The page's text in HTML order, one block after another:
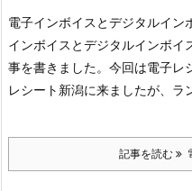
電子インボイスとデジタルイン
インボイスとデジタルインボイ
事を書きました。今回は電子レ
レシート 新潟に来ましたが、ラ
記事を読む